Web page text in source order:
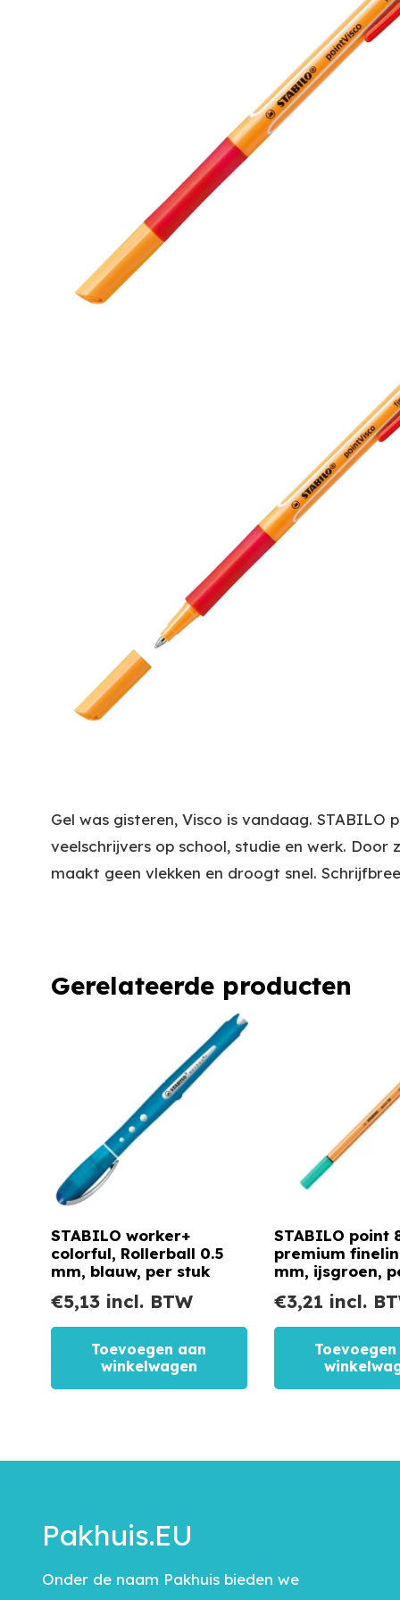
Gel was gisteren, Visco is vandaag.
veelschrijvers op school, studie en werk.
maakt geen vlekken en droogt snel.
Gerelateerde producten
STABILO worker+
colorful, Rollerball 0.5
mm, blauw, per stuk
€5,13 incl. BTW
Toevoegen aan
winkelwagen
STABILO point
premium
mm, ijsgroen,
€3,21 incl.
Pakhuis.EU
Onder de naam Pakhuis bieden we